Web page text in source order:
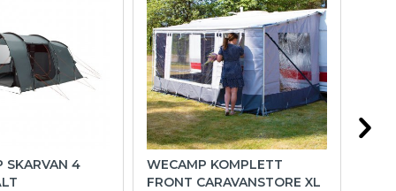
SKARVAN 4
WECAMP KOMPLETT
FRONT CARAVANSTORE XL